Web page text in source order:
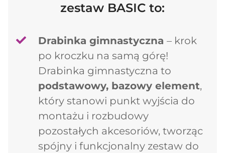
zestaw BASIC to:
Drabinka gimnastyczna – krok
po kroczku na samą górę!
Drabinka gimnastyczna to
podstawowy, bazowy element,
który stanowi punkt wyjścia do
montażu i rozbudowy
pozostałych akcesoriów, tworząc
spójny i funkcjonalny zestaw do